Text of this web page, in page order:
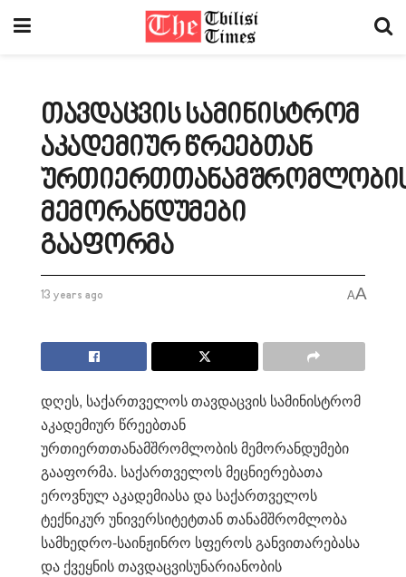
თავდაცვის სამინისტრომ
აკადემიურ წრეებთან
მემორანდუმები
გააფორმა
13 years ago AA
დღეს, საქართველოს თავდაცვის სამინისტრომ
აკადემიურ წრეებთან
ურთიერთთანამშრომლობის მემორანდუმები
გააფორმა. საქართველოს მეცნიერებათა
ეროვნულ აკადემიასა და საქართველოს
ტექნიკურ უნივერსიტეტთან თანამშრომლობა
სამხედრო-საინჟინრო სფეროს განვითარებასა
და ქვეყნის თავდაცვისუნარიანობის